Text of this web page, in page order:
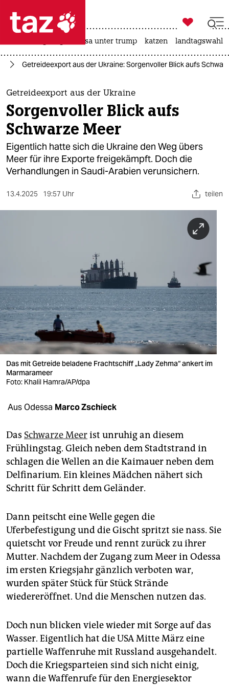
 taz zahl ich
taz zahl ich
themen
politik
öko
gesellschaft
sport
verlag
verlag
veranstaltungen
shop
fragen & hilfe
genossenschaft
epaper login

taz zahl ich
usa unter trump katzen landtagswahl
Getreideexport aus der Ukraine​: Sorgenvoller Blick aufs
Getreideexport aus der Ukraine​
Sorgenvoller Blick aufs
Schwarze Meer​
Eigentlich hatte sich die Ukraine den Weg übers
Meer für ihre Exporte freigekämpft. Doch die
Verhandlungen in Saudi-Arabien verunsichern.
13.4.2025 19:57 Uhr teilen
Das mit Getreide beladene Frachtschiff „Lady Zehma“ ankert im
Marmarameer
Foto: Khalil Hamra/AP/dpa
Aus Odessa Marco Zschieck
Das Schwarze Meerist unruhig an diesem
Frühlingstag. Gleich neben dem Stadtstrand in
schlagen die Wellen an die Kaimauer neben dem
Delfinarium. Ein kleines Mädchen nähert sich
Schritt für Schritt dem Geländer.
Dann peitscht eine Welle gegen die
Uferbefestigung und die Gischt spritzt sie nass. Sie
quietscht vor Freude und rennt zurück zu ihrer
Mutter. Nachdem der Zugang zum Meer in Odessa
im ersten Kriegsjahr gänzlich verboten war,
wurden später Stück für Stück Strände
wiedereröffnet. Und die Menschen nutzen das.
Doch nun blicken viele wieder mit Sorge auf das
Wasser. Eigentlich hat die USA Mitte März eine
partielle Waffenruhe mit Russland ausgehandelt.
Doch die Kriegsparteien sind sich nicht einig,
wann die Waffenrufe für den Energiesektor